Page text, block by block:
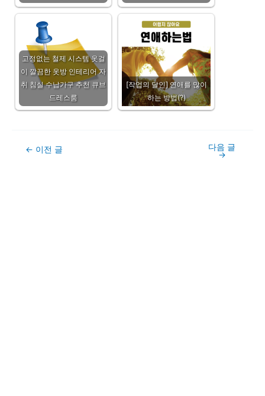
고정없는 철제 시스템 옷걸
이 깔끔한 옷방 인테리어 자
취 침실 수납가구 추천 큐브
드레스룸
[작업의 달인] 연애를 많이
하는 방법(?)
Post← 이전 글
다음 글
→